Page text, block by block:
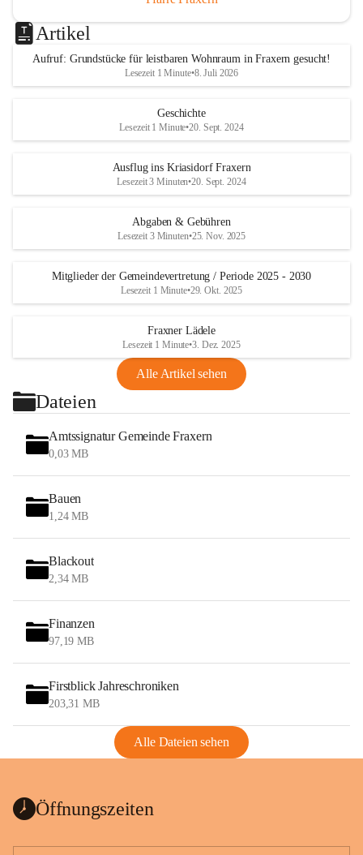
Artikel
Aufruf: Grundstücke für leistbaren Wohnraum in Fraxern gesucht!
Lesezeit 1 Minute•8. Juli 2026
Geschichte
Lesezeit 1 Minute•20. Sept. 2024
Ausflug ins Kriasidorf Fraxern
Lesezeit 3 Minuten•20. Sept. 2024
Abgaben & Gebühren
Lesezeit 3 Minuten•25. Nov. 2025
Mitglieder der Gemeindevertretung / Periode 2025 - 2030
Lesezeit 1 Minute•29. Okt. 2025
Fraxner Lädele
Lesezeit 1 Minute•3. Dez. 2025
Alle Artikel sehen
Dateien
Amtssignatur Gemeinde Fraxern
0,03 MB
Bauen
1,24 MB
Blackout
2,34 MB
Finanzen
97,19 MB
Firstblick Jahreschroniken
203,31 MB
Alle Dateien sehen
Öffnungszeiten